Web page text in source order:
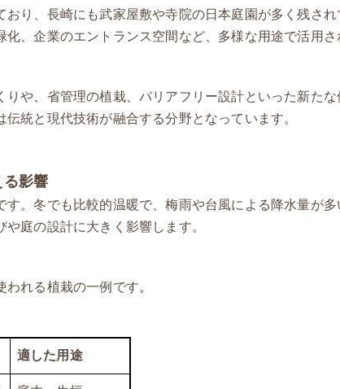
り、長崎にも武家屋敷や寺院の日本庭園が多く残さ
、企業のエントランス空間など、多様な用途で活用さ
や、省管理の植栽、バリアフリー設計といった新たな
統と現代技術が融合する分野となっています。
影響
。冬でも比較的温暖で、梅雨や台風による降水量が多
庭の設計に大きく影響します。
れる植栽の一例です。
適した用途